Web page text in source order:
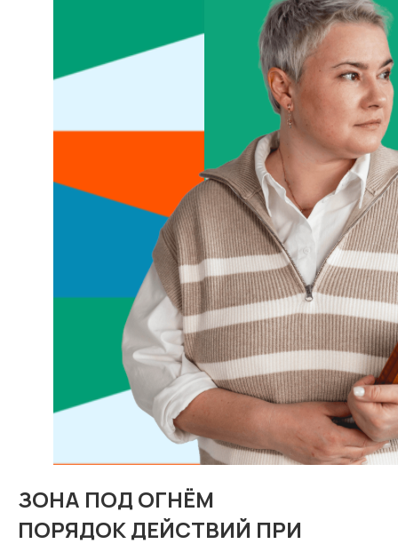
ЗОНА ПОД ОГНЁМ
ПОРЯДОК ДЕЙСТВИЙ ПРИ